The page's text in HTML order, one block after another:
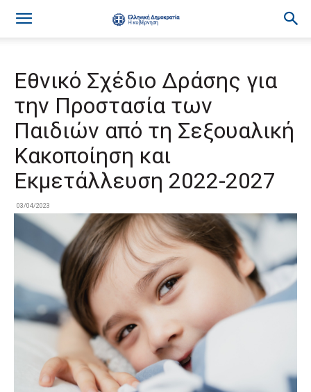
Εθνικό Σχέδιο Δράσης για
την Προστασία των
Παιδιών από τη Σεξουαλική
Κακοποίηση και
Εκμετάλλευση 2022-2027
03/04/2023